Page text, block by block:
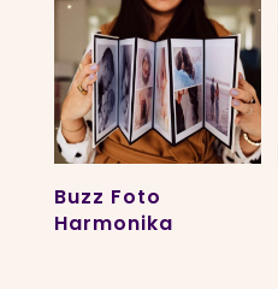
Buzz Foto
Harmonika